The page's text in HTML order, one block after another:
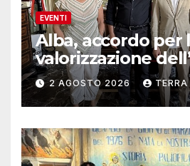
EVENTI
Alba, accordo per
valorizzazione
musicale Rocca
2 AGOSTO 2026